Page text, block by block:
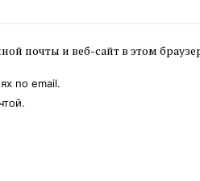
почты и веб-сайт в этом
по email.